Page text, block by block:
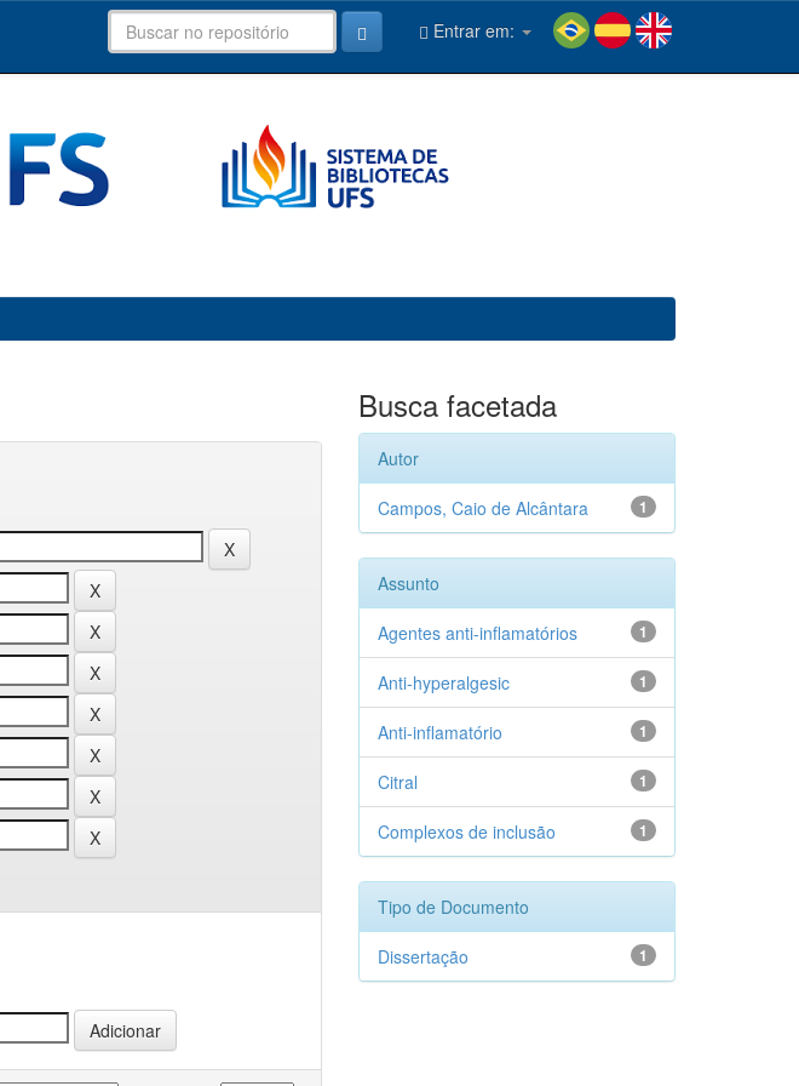
Entrar em:
Busca facetada
Autor
1
Campos, Caio de Alcântara
Assunto
1
Agentes anti-inflamatórios
1
Anti-hyperalgesic
1
Anti-inflamatório
1
Citral
1
Complexos de inclusão
Tipo de Documento
1
Dissertação